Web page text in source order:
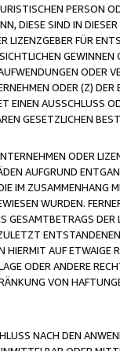
PERSON
DIESE SIND IN
LIZENZGEBER FÜR
ODER
ODER (Z)
EINEN AUSSCHLUSS
GESETZLICHEN
ODER
AUFGRUND
IM ZUSAMMENHANG
WURDEN.
GESAMTBETRAGS
HIERMIT AUF
ODER ANDERE
VON
NACH DEN